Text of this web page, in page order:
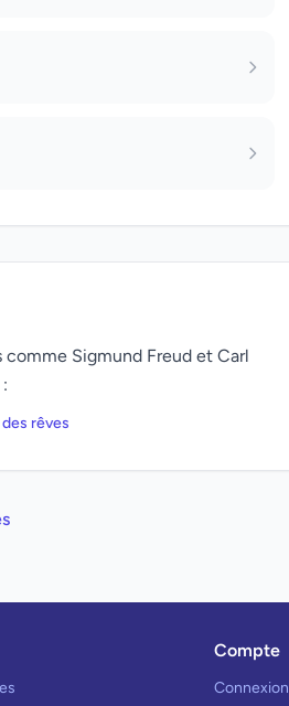
Sigmund Freud et Carl
rêves
Compte
Connexion